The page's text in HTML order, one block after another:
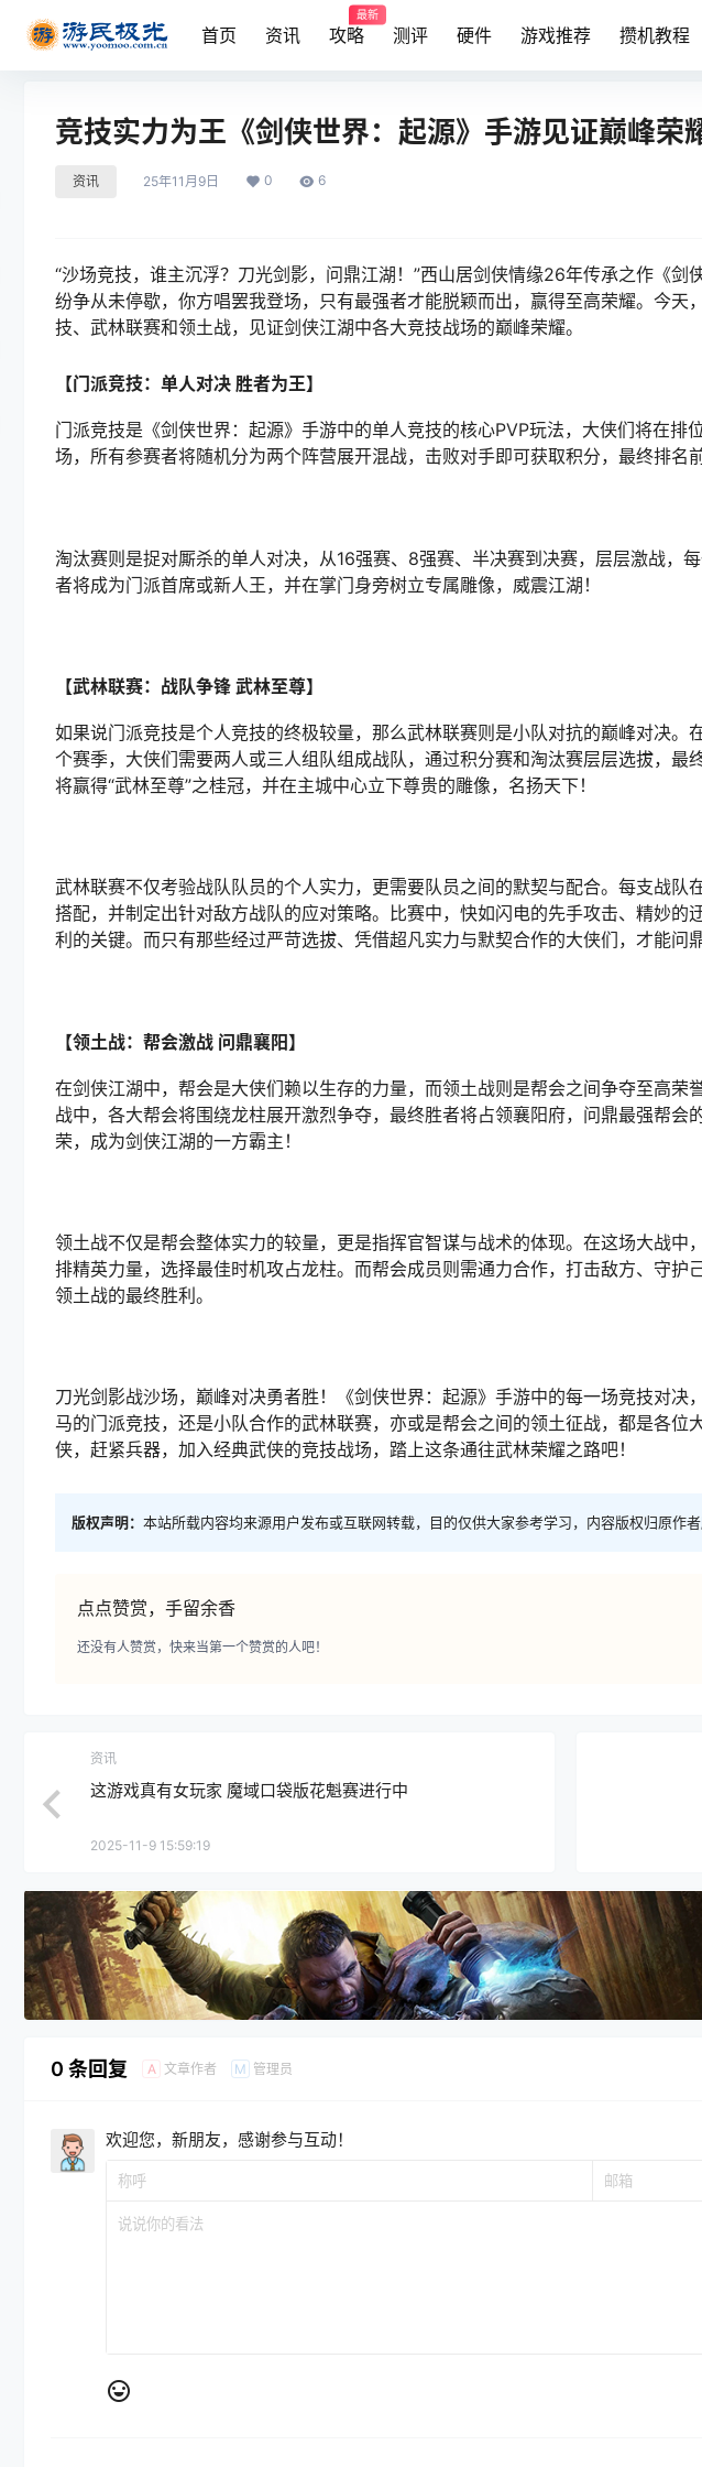
首页 资讯 攻略
最新
测评 硬件 游戏推荐 攒机教程
竞技实力为王《剑侠世界：起源》手游见证巅峰荣
资讯 25年11月9日 0 6
“沙场竞技，谁主沉浮？刀光剑影，问鼎江湖！”西山居剑侠情缘26年传承之作《
纷争从未停歇，你方唱罢我登场，只有最强者才能脱颖而出，赢得至高荣耀。今
技、武林联赛和领土战，见证剑侠江湖中各大竞技战场的巅峰荣耀。
【门派竞技：单人对决 胜者为王】
门派竞技是《剑侠世界：起源》手游中的单人竞技的核心PVP玩法，大侠们将在排
场，所有参赛者将随机分为两个阵营展开混战，击败对手即可获取积分，最终排名
淘汰赛则是捉对厮杀的单人对决，从16强赛、8强赛、半决赛到决赛，层层激战，
者将成为门派首席或新人王，并在掌门身旁树立专属雕像，威震江湖！
【武林联赛：战队争锋 武林至尊】
如果说门派竞技是个人竞技的终极较量，那么武林联赛则是小队对抗的巅峰对决。
个赛季，大侠们需要两人或三人组队组成战队，通过积分赛和淘汰赛层层选拔，最
将赢得“武林至尊”之桂冠，并在主城中心立下尊贵的雕像，名扬天下！
武林联赛不仅考验战队队员的个人实力，更需要队员之间的默契与配合。每支战队
搭配，并制定出针对敌方战队的应对策略。比赛中，快如闪电的先手攻击、精妙的
利的关键。而只有那些经过严苛选拔、凭借超凡实力与默契合作的大侠们，才能问
【领土战：帮会激战 问鼎襄阳】
在剑侠江湖中，帮会是大侠们赖以生存的力量，而领土战则是帮会之间争夺至高荣
战中，各大帮会将围绕龙柱展开激烈争夺，最终胜者将占领襄阳府，问鼎最强帮会
荣，成为剑侠江湖的一方霸主！
领土战不仅是帮会整体实力的较量，更是指挥官智谋与战术的体现。在这场大战中
排精英力量，选择最佳时机攻占龙柱。而帮会成员则需通力合作，打击敌方、守护
领土战的最终胜利。
刀光剑影战沙场，巅峰对决勇者胜！《剑侠世界：起源》手游中的每一场竞技对决
马的门派竞技，还是小队合作的武林联赛，亦或是帮会之间的领土征战，都是各位
侠，赶紧兵器，加入经典武侠的竞技战场，踏上这条通往武林荣耀之路吧！
版权声明： 本站所载内容均来源用户发布或互联网转载，目的仅供大家参考学习，内容版权归原作者
点点赞赏，手留余香
还没有人赞赏，快来当第一个赞赏的人吧！
资讯
这游戏真有女玩家 魔域口袋版花魁赛进行中
2025-11-9 15:59:19
0 条回复 A 文章作者 M 管理员
欢迎您，新朋友，感谢参与互动！